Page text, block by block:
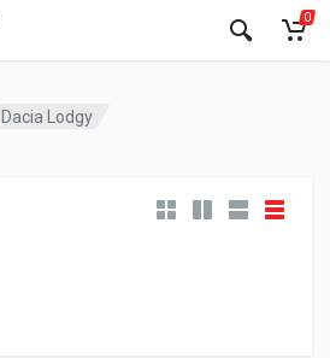
0
Dacia Lodgy